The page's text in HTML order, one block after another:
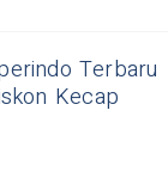
Terbaru
Kecap